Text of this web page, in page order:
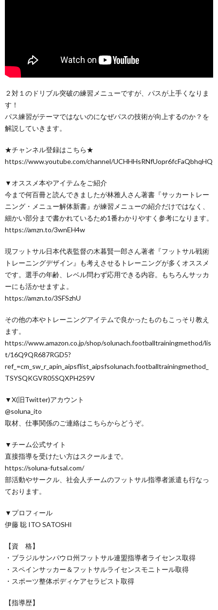
２対１のドリブル突破の練習メニューですが、パスが上手くなりま
す！
パス練習がテーマではないのになぜパスの技術が向上するのか？を
解説していきます。
★チャンネル登録はこちら★
https://www.youtube.com/channel/UCHHHsRNfUopr6fcFaQbhqHQ
▼オススメ本やアイテムをご紹介
今まで何百冊と読んできましたが林雅人さん著書『サッカートレー
ニング・メニュー解体新書』が練習メニューの紹介だけではなく、
細かい部分まで書かれているため1番わかりやすく参考になります。
https://amzn.to/3wnEH4w
現フットサル日本代表監督の木暮賢一郎さん著者『フットサル戦術
トレーニングデザイン』も考えさせるトレーニングが多くオススメ
です。選手の年齢、レベル問わず応用できる内容。もちろんサッカ
ーにも活かせますよ。
https://amzn.to/3SFSzhU
その他の本やトレーニングアイテムで良かったものもこっそり教え
ます。
https://www.amazon.co.jp/shop/solunach.footballtrainingmethod/lis
t/16Q9QR687RGD5?
ref_=cm_sw_r_apin_aipsflist_aipsfsolunach.footballtrainingmethod_
TSYSQKGVR05SQXPH2S9V
▼X(旧Twitter)アカウント
@soluna_ito
取材、仕事関係のご連絡はこちらからどうぞ。
▼チーム公式サイト
直接指導を受けたい方はスクールまで。
https://soluna-futsal.com/
部活動やサークル、社会人チームのフットサル指導者派遣も行なっ
ております。
▼プロフィール
伊藤 聡 ITO SATOSHI
【資 格】
・ブラジルサンパウロ州フットサル連盟指導者ライセンス取得
・スペインサッカー＆フットサルライセンスモニトール取得
・スポーツ整体ボディケアセラピスト取得
【指導歴】